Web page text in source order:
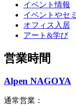
イベント情報
イベントやセ
オフィス入居
アート&学び
営業時間
Alpen NAGOYA
通常営業：